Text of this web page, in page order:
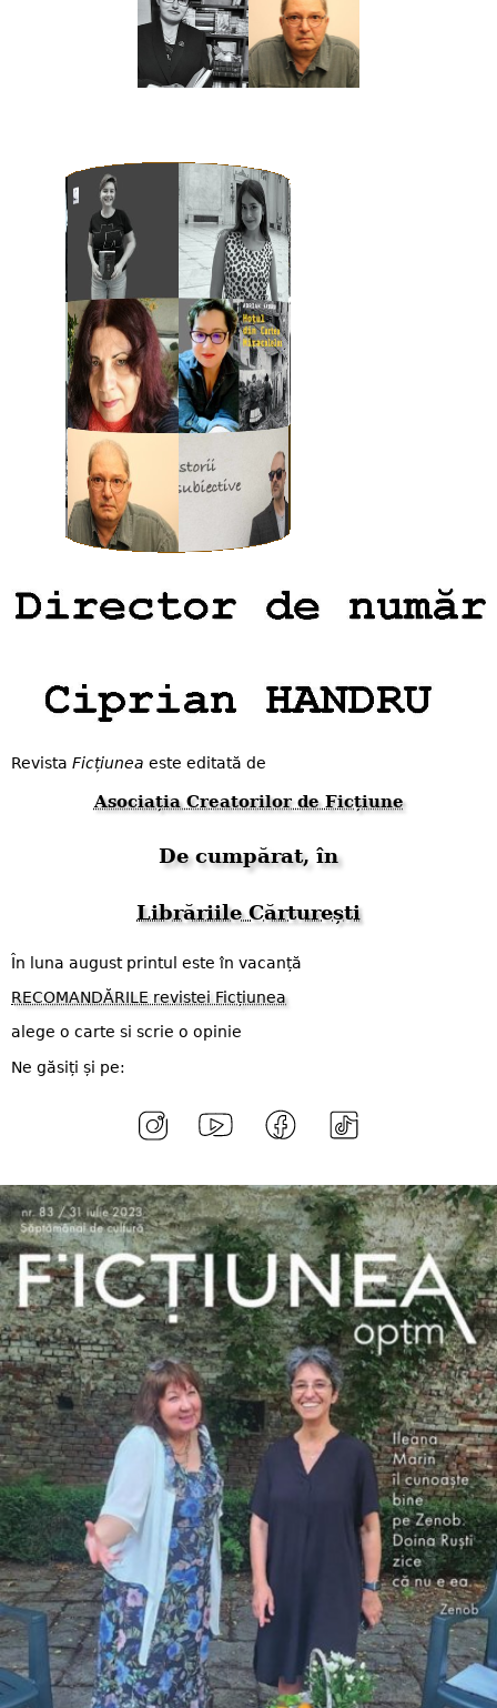
Revista Ficțiunea este editată de
Asociația Creatorilor de Ficțiune
De cumpărat, în
Librăriile Cărturești
În luna august printul este în vacanță
RECOMANDĂRILE revistei Ficțiunea
alege o carte si scrie o opinie
Ne găsiți și pe: